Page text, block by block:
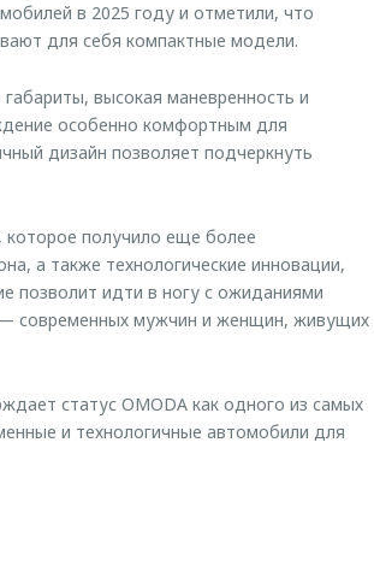
в 2025 году и отметили, что
для себя компактные модели.
высокая маневренность и
особенно комфортным для
дизайн позволяет подчеркнуть
которое получило еще более
а также технологические инновации,
позволит идти в ногу с ожиданиями
— современных мужчин и женщин, живущих
статус OMODA как одного из самых
и технологичные автомобили для